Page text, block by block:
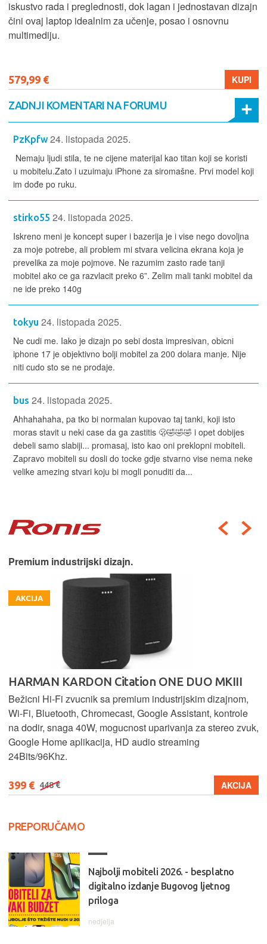
iskustvo rada i preglednosti, dok lagan i jednostavan dizajn
čini ovaj laptop idealnim za učenje, posao i osnovnu
multimediju.
579,99 € KUPI
ZADNJI KOMENTARI NA FORUMU
PzKpfw 24. listopada 2025.
Nemaju ljudi stila, te ne cijene materijal kao titan koji se koristi
u mobitelu.Zato i uzuimaju iPhone za siromašne. Prvi model koji
im dođe po ruku.
stirko55 24. listopada 2025.
Iskreno meni je koncept super i bazerija je i vise nego dovoljna
za moje potrebe, ali problem mi stvara velicina ekrana koja je
prevelika za moje pojmove. Ne razumim zasto rade tanji
mobitel ako ce ga razvlacit preko 6”. Zelim mali tanki mobitel da
ne ide preko 140g
tokyu 24. listopada 2025.
Ne cudi me. Iako je dizajn po sebi dosta impresivan, obicni
iphone 17 je objektivno bolji mobitel za 200 dolara manje. Nije
niti cudo sto se ne prodaje.
bus 24. listopada 2025.
Ahhahahaha, pa tko bi normalan kupovao taj tanki, koji isto
moras stavit u neki case da ga zastitis 🫢🤣🤣🤣 i opet dobijes
debeli samo slabiji... promasaj, isto kao oni preklopni mobiteli.
Zapravo mobiteli su dosli do tocke gdje stvarno vise nema neke
velike amezing stvari koju bi mogli ponuditi da...
Premium industrijski dizajn.
AKCIJA
HARMAN KARDON Citation ONE DUO MKIII
Bežicni Hi-Fi zvucnik sa premium industrijskim dizajnom,
Wi-Fi, Bluetooth, Chromecast, Google Assistant, kontrole
na dodir, snaga 40W, mogucnost uparivanja za stereo zvuk,
Google Home aplikacija, HD audio streaming
24Bits/96Khz.
399 € 448 € AKCIJA
PREPORUČAMO
Najbolji mobiteli 2026. - besplatno
digitalno izdanje Bugovog ljetnog
priloga
nedjelja